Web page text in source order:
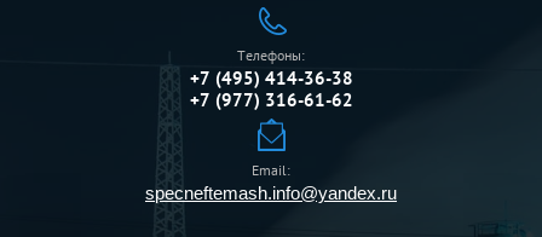
Телефоны:
+7 (495) 414-36-38
+7 (977) 316-61-62
Email:
specneftemash.info@yandex.ru